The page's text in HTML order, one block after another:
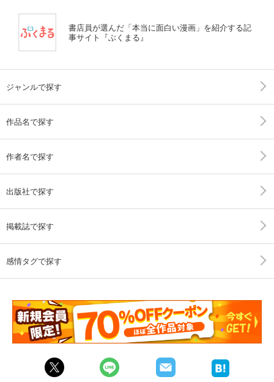
書店員が選んだ「本当に面白い漫画」を紹介する記
事サイト『ぶくまる』
ジャンルで探す
作品名で探す
作者名で探す
出版社で探す
掲載誌で探す
感情タグで探す